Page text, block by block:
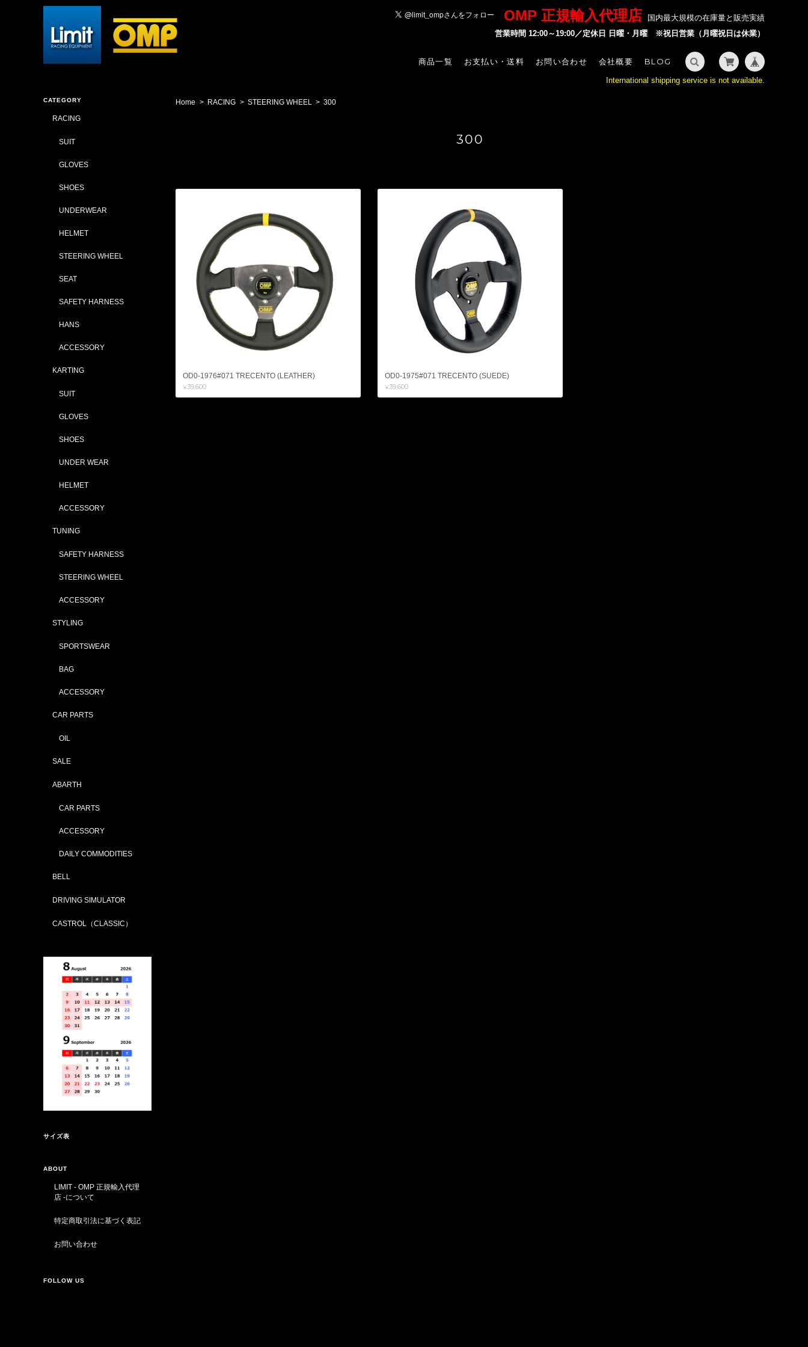
OMP 正規輸入代理店
国内最大規模の在庫量と販売実績
営業時間 12:00～19:00／定休日 日曜・月曜 ※祝日営業（月曜祝日は休業）
商品一覧 お支払い・送料 お問い合わせ 会社概要 BLOG
International shipping service is not available.
Home RACING STEERING WHEEL 300
300
OD0-1976#071 TRECENTO (LEATHER)
¥39,600
OD0-1975#071 TRECENTO (SUEDE)
¥39,600
CATEGORY
RACING
SUIT
GLOVES
SHOES
UNDERWEAR
HELMET
STEERING WHEEL
SEAT
SAFETY HARNESS
HANS
ACCESSORY
KARTING
SUIT
GLOVES
SHOES
UNDER WEAR
HELMET
ACCESSORY
TUNING
SAFETY HARNESS
STEERING WHEEL
ACCESSORY
STYLING
SPORTSWEAR
BAG
ACCESSORY
CAR PARTS
OIL
SALE
ABARTH
CAR PARTS
ACCESSORY
DAILY COMMODITIES
BELL
DRIVING SIMULATOR
CASTROL（CLASSIC）
サイズ表
ABOUT
LIMIT - OMP 正規輸入代理
店 -について
特定商取引法に基づく表記
お問い合わせ
FOLLOW US